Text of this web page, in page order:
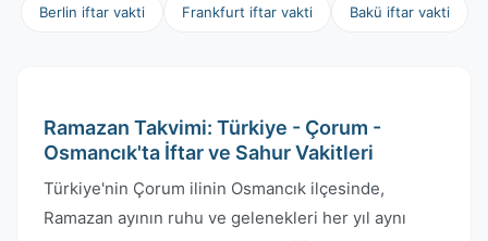
Berlin iftar vakti Frankfurt iftar vakti Bakü iftar vakti
Ramazan Takvimi: Türkiye - Çorum -
Osmancık'ta İftar ve Sahur Vakitleri
Türkiye'nin Çorum ilinin Osmancık ilçesinde,
Ramazan ayının ruhu ve gelenekleri her yıl aynı